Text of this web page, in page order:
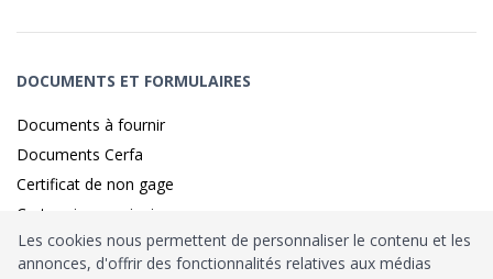
DOCUMENTS ET FORMULAIRES
Documents à fournir
Documents Cerfa
Certificat de non gage
Carte grise provisoire
Les cookies nous permettent de personnaliser le contenu et les
annonces, d'offrir des fonctionnalités relatives aux médias